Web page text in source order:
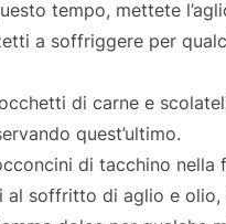
tempo, mettete
a soffriggere per
di carne e
quest’ultimo.
di tacchino nella
al soffritto di aglio e olio,